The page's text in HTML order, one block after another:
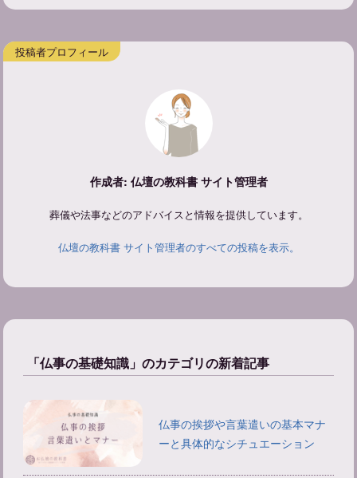
作成者: 仏壇の教科書 サイト管理者
葬儀や法事などのアドバイスと情報を提供しています。
仏壇の教科書 サイト管理者のすべての投稿を表示。
「仏事の基礎知識」のカテゴリの新着記事
仏事の挨拶や言葉遣いの基本マナ
ーと具体的なシチュエーション